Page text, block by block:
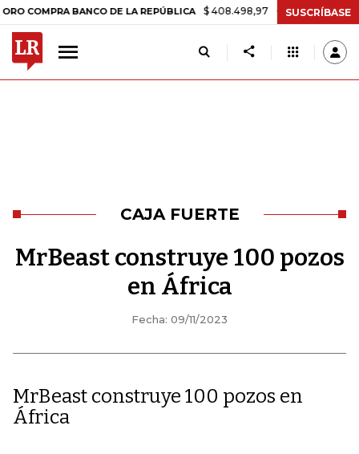
BANCO DE LA REPÚBLICA $ 408.498,97 +$ 8.753,81 +2,19%
SUSCRÍBASE
CAJA FUERTE
MrBeast construye 100 pozos
en África
Fecha: 09/11/2023
MrBeast construye 100 pozos en
África